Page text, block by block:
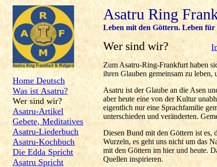
Home Deutsch
Was ist Asatru?
Wer sind wir?
Asatru-Artikel
Gebete, Meditatives
Asatru-Liederbuch
Asatru-Kochbuch
Die Edda Spricht
Asatru Spricht
Asatru Ring
Leben mit den Göttern. Leben
Wer sind wir?
Zum Asatru-Ring-Frankfurt haben
ihren Glauben gemeinsam zu leben,
Asatru ist der Glaube an die Asen
aber heute eine von der Kultur
eigentlich nur eine Sprachfamilie
unterschieden und veränderten.
Diesen Bund mit den Göttern ist es,
Wurzeln, es geht uns nicht um das
mit den Göttern im hier und heute.
Quellen inspirieren.